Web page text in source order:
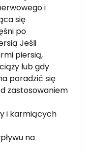
i
się
po
Jeśli
piersią,
lub gdy
poradzić się
zastosowaniem
i karmiących
na